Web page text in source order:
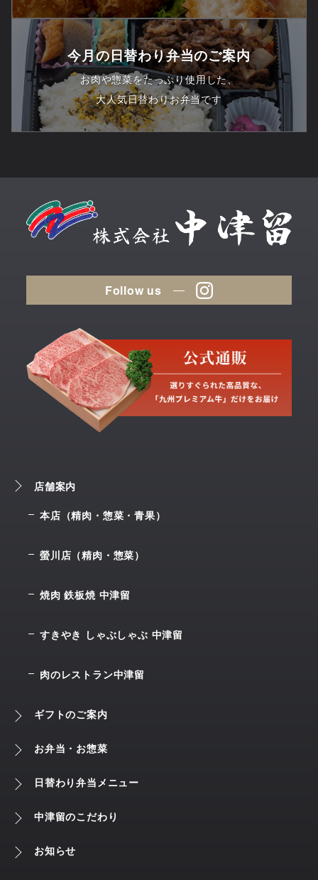
今月の日替わり弁当のご案内
お肉や惣菜をたっぷり使用した、
大人気日替わりお弁当です
Follow us
店舗案内
本店（精肉・惣菜・青果）
螢川店（精肉・惣菜）
焼肉 鉄板焼 中津留
すきやき しゃぶしゃぶ 中津留
肉のレストラン中津留
ギフトのご案内
お弁当・お惣菜
日替わり弁当メニュー
中津留のこだわり
お知らせ